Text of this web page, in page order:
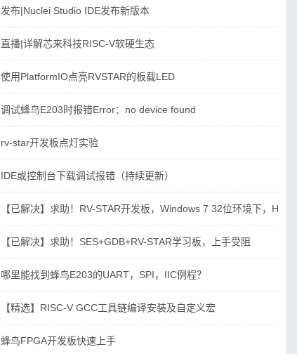
发布|Nuclei Studio IDE发布新版本
直播|详解芯来科技RISC-V软硬生态
使用PlatformIO点亮RVSTAR的板载LED
调试蜂鸟E203时报错Error：no device found
rv-star开发板点灯实验
IDE或控制台下载调试报错（持续更新）
【已解决】求助！RV-STAR开发板，Windows 7 32位环境下，
【已解决】求助！SES+GDB+RV-STAR学习板，上手受阻
哪里能找到蜂鸟E203的UART，SPI，IIC例程？
【精选】RISC-V GCC工具链编译安装及自定义宏
蜂鸟FPGA开发板快速上手